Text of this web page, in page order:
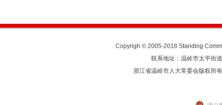
Copyrigh © 2005-2018 Standing
联系地址：温岭市太平
浙江省温岭市人大常委会版权所